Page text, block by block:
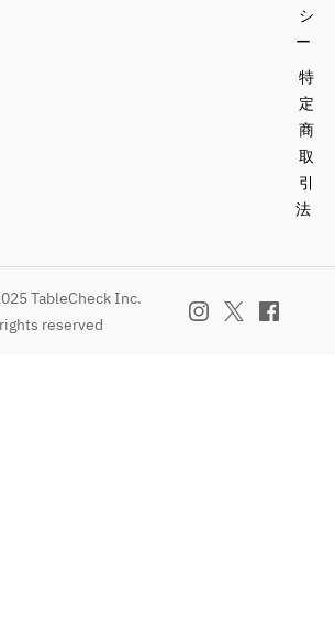
シ
ー
特
定
商
取
引
法
TableCheck Inc.
reserved